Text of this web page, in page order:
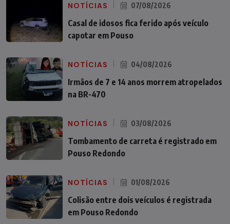
NOTÍCIAS 07/08/2026
Casal de idosos fica ferido após veículo
capotar em Pouso
NOTÍCIAS 04/08/2026
Irmãos de 7 e 14 anos morrem atropelados
na BR-470
NOTÍCIAS 03/08/2026
Tombamento de carreta é registrado em
Pouso Redondo
NOTÍCIAS 01/08/2026
Colisão entre dois veículos é registrada
em Pouso Redondo